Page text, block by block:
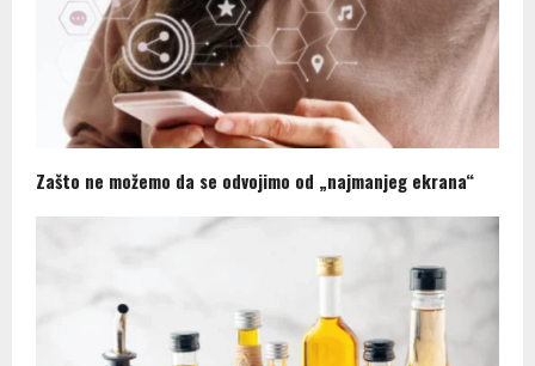
Zašto ne možemo da se odvojimo od „najmanjeg ekrana“